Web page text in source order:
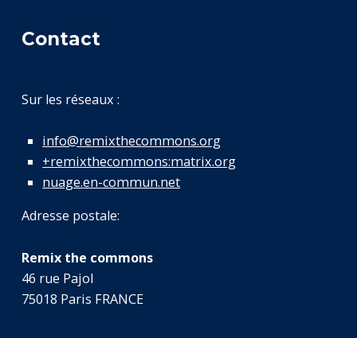
Contact
Sur les réseaux :
info@remixthecommons.org
+remixthecommons:matrix.org
nuage.en-commun.net
Adresse postale:
Remix the commons
46 rue Pajol
75018 Paris FRANCE